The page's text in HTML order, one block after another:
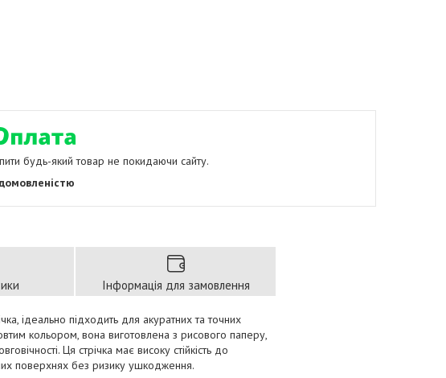
будь-який товар не покидаючи сайту.
Інформація для замовлення
ідеально підходить для акуратних та точних
кольором, вона виготовлена з рисового паперу,
Ця стрічка має високу стійкість до
поверхнях без ризику ушкодження.